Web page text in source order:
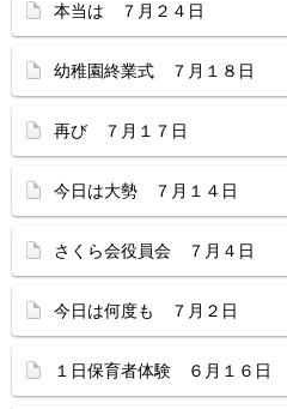
本当は ７月２４日
幼稚園終業式 ７月１８日
再び ７月１７日
今日は大勢 ７月１４日
さくら会役員会 ７月４日
今日は何度も ７月２日
１日保育者体験 ６月１６日